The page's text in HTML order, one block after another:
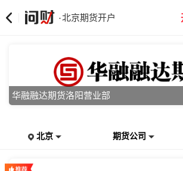
·北京期货开户
华融融达期货洛阳营业部
北京 期货公司